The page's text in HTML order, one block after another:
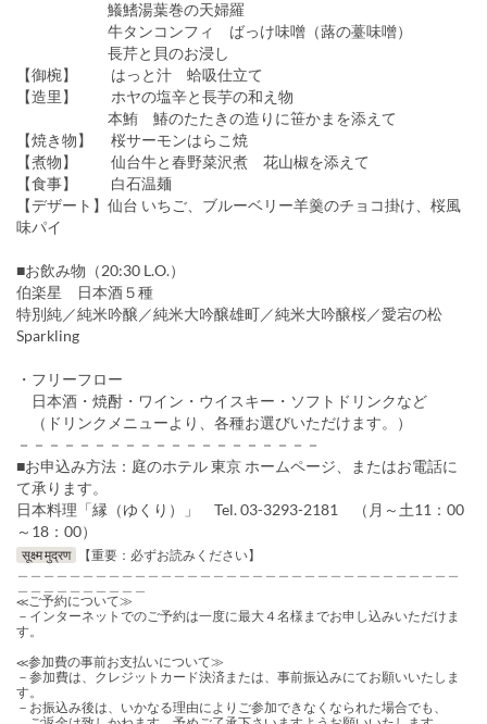
鱶鰭湯葉巻の天婦羅
牛タンコンフィ ばっけ味噌（蕗の薹味噌）
長芹と貝のお浸し
【御椀】 はっと汁 蛤吸仕立て
【造里】 ホヤの塩辛と長芋の和え物
本鮪 鰆のたたきの造りに笹かまを添えて
【焼き物】 桜サーモンはらこ焼
【煮物】 仙台牛と春野菜沢煮 花山椒を添えて
【食事】 白石温麺
【デザート】仙台 いちご、ブルーベリー羊羹のチョコ掛け、桜風
味パイ
■お飲み物（20:30 L.O.）
伯楽星 日本酒５種
特別純／純米吟醸／純米大吟醸雄町／純米大吟醸桜／愛宕の松
Sparkling
・フリーフロー
日本酒・焼酎・ワイン・ウイスキー・ソフトドリンクなど
（ドリンクメニューより、各種お選びいただけます。）
－－－－－－－－－－－－－－－－－－－－
■お申込み方法：庭のホテル 東京 ホームページ、またはお電話に
て承ります。
日本料理「縁（ゆくり）」 Tel. 03-3293-2181 （月～土11：00
～18：00）
सूक्ष्म मुद्रण
【重要：必ずお読みください】
≪ご予約について≫
－インターネットでのご予約は一度に最大４名様までお申し込みいただけま
す。
≪参加費の事前お支払いについて≫
－参加費は、クレジットカード決済または、事前振込みにてお願いいたしま
す。
－お振込み後は、いかなる理由によりご参加できなくなられた場合でも、